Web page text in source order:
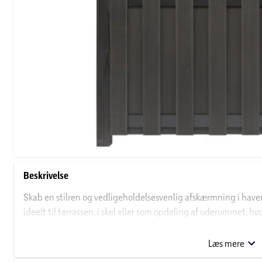
Beskrivelse
Skab en stilren og vedligeholdelsesvenlig afskærmning i
ideelt til terrassen, i skel eller som opdeling af uderummet,
Elementerne er fremstillet i WPC (Wood Plastic Composite),
Læs mere